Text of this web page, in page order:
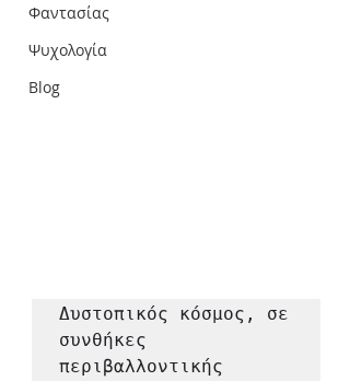
Φαντασίας
Ψυχολογία
Blog
Δυστοπικός κόσμος, σε
συνθήκες
περιβαλλοντικής